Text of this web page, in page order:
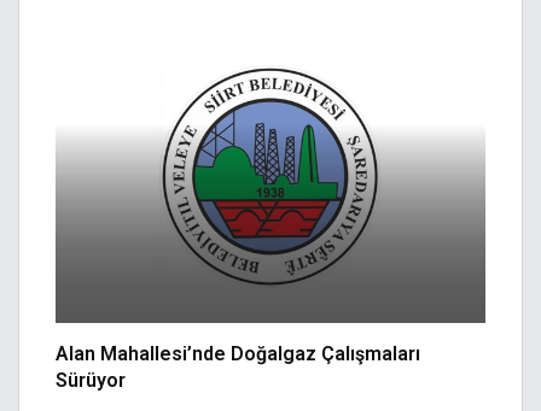
Alan Mahallesi’nde Doğalgaz Çalışmaları
Sürüyor